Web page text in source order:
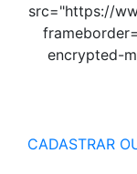
src="https://
encrypted-
CADASTRAR